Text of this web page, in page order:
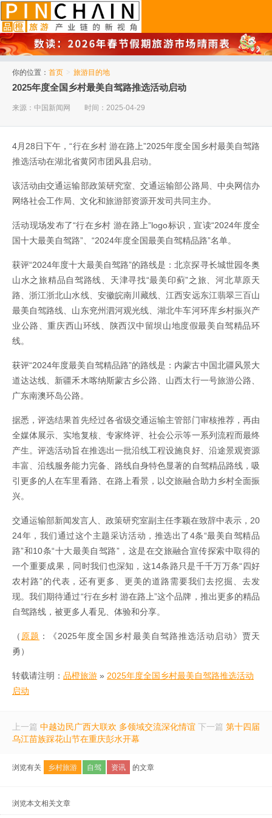
你的位置： 首页 > 旅游目的地
2025年度全国乡村最美自驾路推选活动启动
来源：中国新闻网 时间：2025-04-29
4月28日下午，“行在乡村 游在路上”2025年度全国乡村最美自驾路
推选活动在湖北省黄冈市团风县启动。
该活动由交通运输部政策研究室、交通运输部公路局、中央网信办
网络社会工作局、文化和旅游部资源开发司共同主办。
活动现场发布了“行在乡村 游在路上”logo标识，宣读“2024年度全
国十大最美自驾路”、“2024年度全国最美自驾精品路”名单。
获评“2024年度十大最美自驾路”的路线是：北京探寻长城世园冬奥
山水之旅精品自驾路线、天津寻找“最美印蓟”之旅、河北草原天
路、浙江浙北山水线、安徽皖南川藏线、江西安远东江翡翠三百山
最美自驾路线、山东兖州泗河观光线、湖北牛车河环库乡村振兴产
业公路、重庆西山环线、陕西汉中留坝山地度假最美自驾精品环
线。
获评“2024年度最美自驾精品路”的路线是：内蒙古中国北疆风景大
道达达线、新疆禾木喀纳斯蒙古乡公路、山西太行一号旅游公路、
广东南澳环岛公路。
据悉，评选结果首先经过各省级交通运输主管部门审核推荐，再由
全媒体展示、实地复核、专家终评、社会公示等一系列流程而最终
产生。评选活动旨在推选出一批沿线工程设施良好、沿途景观资源
丰富、沿线服务能力完备、路线自身特色显著的自驾精品路线，吸
引更多的人在车里看路、在路上看景，以交旅融合助力乡村全面振
兴。
交通运输部新闻发言人、政策研究室副主任李颖在致辞中表示，20
24年，我们通过这个主题采访活动，推选出了4条“最美自驾精品
路”和10条“十大最美自驾路”，这是在交旅融合宣传探索中取得的
一个重要成果，同时我们也深知，这14条路只是千千万万条“四好
农村路”的代表，还有更多、更美的道路需要我们去挖掘、去发
现。我们期待通过“行在乡村 游在路上”这个品牌，推出更多的精品
自驾路线，被更多人看见、体验和分享。
（ 原题 ：《2025年度全国乡村最美自驾路推选活动启动》贾天
勇）
转载请注明： 品橙旅游 » 2025年度全国乡村最美自驾路推选活动
启动
上一篇 中越边民广西大联欢 多领域交流深化情谊 下一篇 第十四届
乌江苗族踩花山节在重庆彭水开幕
浏览有关 乡村旅游 自驾 资讯 的文章
浏览本文相关文章